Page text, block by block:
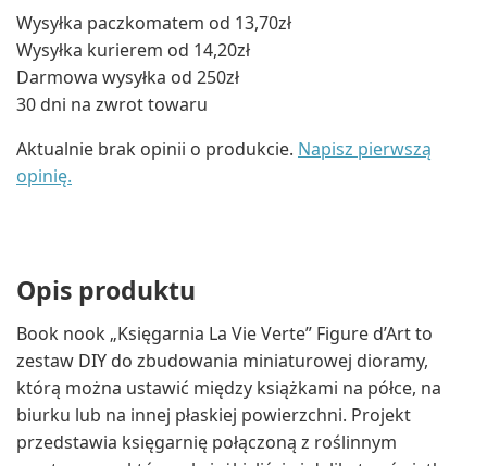
Wysyłka paczkomatem od 13,70zł
Wysyłka kurierem od 14,20zł
Darmowa wysyłka od 250zł
30 dni na zwrot towaru
Aktualnie brak opinii o produkcie. Napisz pierwszą
opinię.
Opis produktu
Book nook „Księgarnia La Vie Verte” Figure d’Art to
zestaw DIY do zbudowania miniaturowej dioramy,
którą można ustawić między książkami na półce, na
biurku lub na innej płaskiej powierzchni. Projekt
przedstawia księgarnię połączoną z roślinnym